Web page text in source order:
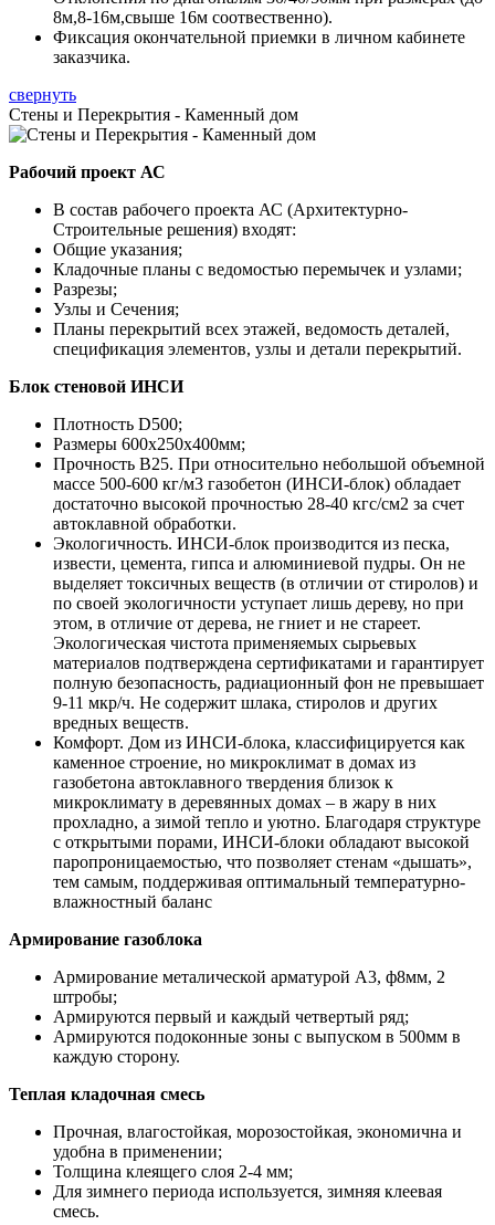
8м,8-16м,свыше 16м соотвественно).
Фиксация окончательной приемки в личном кабинете
заказчика.
свернуть
Стены и Перекрытия - Каменный дом
Рабочий проект АС
В состав рабочего проекта АС (Архитектурно-
Строительные решения) входят:
Общие указания;
Кладочные планы с ведомостью перемычек и узлами;
Разрезы;
Узлы и Сечения;
Планы перекрытий всех этажей, ведомость деталей,
спецификация элементов, узлы и детали перекрытий.
Блок стеновой ИНСИ
Плотность D500;
Размеры 600х250х400мм;
Прочность B25. При относительно небольшой объемной
массе 500-600 кг/м3 газобетон (ИНСИ-блок) обладает
достаточно высокой прочностью 28-40 кгс/см2 за счет
автоклавной обработки.
Экологичность. ИНСИ-блок производится из песка,
извести, цемента, гипса и алюминиевой пудры. Он не
выделяет токсичных веществ (в отличии от стиролов) и
по своей экологичности уступает лишь дереву, но при
этом, в отличие от дерева, не гниет и не стареет.
Экологическая чистота применяемых сырьевых
материалов подтверждена сертификатами и гарантирует
полную безопасность, радиационный фон не превышает
9-11 мкр/ч. Не содержит шлака, стиролов и других
вредных веществ.
Комфорт. Дом из ИНСИ-блока, классифицируется как
каменное строение, но микроклимат в домах из
газобетона автоклавного твердения близок к
микроклимату в деревянных домах – в жару в них
прохладно, а зимой тепло и уютно. Благодаря структуре
с открытыми порами, ИНСИ-блоки обладают высокой
паропроницаемостью, что позволяет стенам «дышать»,
тем самым, поддерживая оптимальный температурно-
влажностный баланс
Армирование газоблока
Армирование металической арматурой А3, ф8мм, 2
штробы;
Армируются первый и каждый четвертый ряд;
Армируются подоконные зоны с выпуском в 500мм в
каждую сторону.
Теплая кладочная смесь
Прочная, влагостойкая, морозостойкая, экономична и
удобна в применении;
Толщина клеящего слоя 2-4 мм;
Для зимнего периода используется, зимняя клеевая
смесь.